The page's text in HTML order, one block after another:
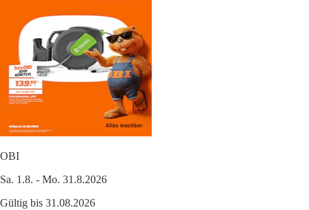
OBI
Sa. 1.8. - Mo. 31.8.2026
Gültig bis 31.08.2026